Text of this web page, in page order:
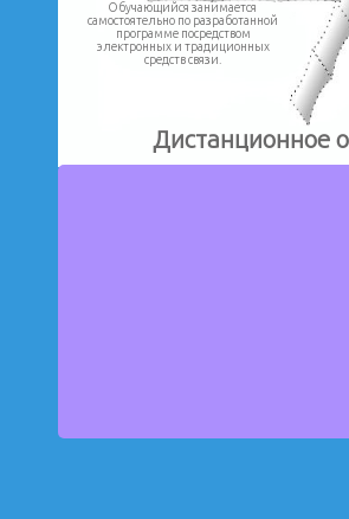
Дистанционное
Обучающийся занимается
самостоятельно по разработанной
программе посредством
электронных и традиционных
средств связи.